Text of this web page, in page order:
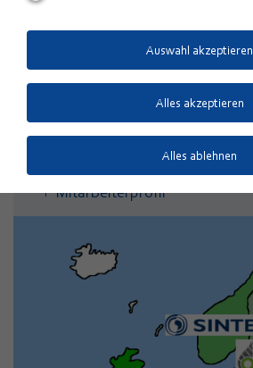
ANSPRECHPARTNER
Dr. Alexander Kabza
Mitarbeiterprofil
Auswahl akzeptieren
Alles akzeptieren
Alles ablehnen